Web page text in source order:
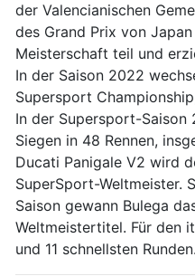
der Valencianischen
des Grand Prix von
Meisterschaft teil und
In der Saison 2022
Supersport
In der Supersport-Saison
Siegen in 48 Rennen,
Ducati Panigale V2 wird
SuperSport-Weltmeister.
Saison gewann Bulega
Weltmeistertitel. Für den
und 11 schnellsten Runden.